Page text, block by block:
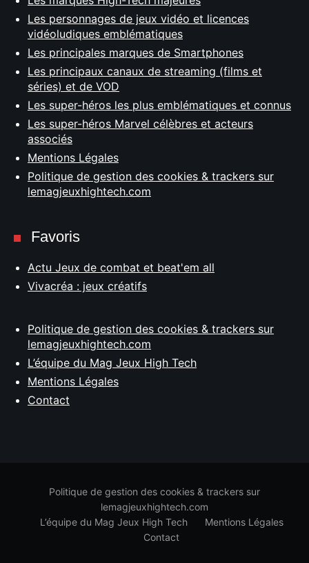
Les personnages de jeux vidéo et licences
vidéoludiques emblématiques
Les principales marques de Smartphones
Les principaux canaux de streaming (films et
séries) et de VOD
Les super-héros les plus emblématiques et connus
Les super-héros Marvel célèbres et acteurs
associés
Mentions Légales
Politique de gestion des cookies & trackers sur
lemagjeuxhightech.com
Favoris
Actu Jeux de combat et beat'em all
Vivacréa : jeux créatifs
Politique de gestion des cookies & trackers sur
lemagjeuxhightech.com
L’équipe du Mag Jeux High Tech
Mentions Légales
Contact
Politique de gestion des cookies & trackers sur
lemagjeuxhightech.com
L’équipe du Mag Jeux High Tech
Mentions Légales
Contact